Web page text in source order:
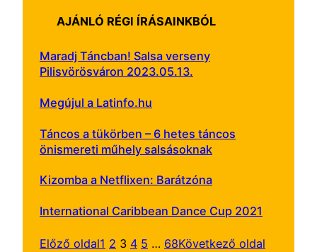
AJÁNLÓ RÉGI ÍRÁSAINKBÓL
Maradj Táncban! Salsa verseny
Pilisvörösváron 2023.05.13.
Megújul a Latinfo.hu
Táncos a tükörben – 6 hetes táncos
önismereti műhely salsásoknak
Kizomba a Netflixen: Barátzóna
International Caribbean Dance Cup 2021
Előző oldal1 2 3 4 5 … 68Következő oldal